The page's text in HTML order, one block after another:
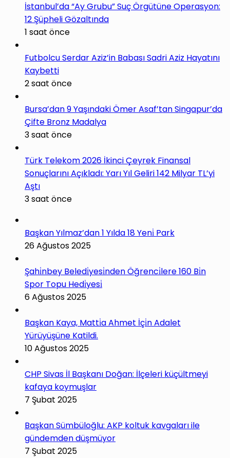
İstanbul’da “Ay Grubu” Suç Örgütüne Operasyon:
12 Şüpheli Gözaltında
1 saat önce
Futbolcu Serdar Aziz’in Babası Sadri Aziz Hayatını
Kaybetti
2 saat önce
Bursa’dan 9 Yaşındaki Ömer Asaf’tan Singapur’da
Çifte Bronz Madalya
3 saat önce
Türk Telekom 2026 İkinci Çeyrek Finansal
Sonuçlarını Açıkladı: Yarı Yıl Geliri 142 Milyar TL’yi
Aştı
3 saat önce
Başkan Yılmaz’dan 1 Yılda 18 Yeni̇ Park
26 Ağustos 2025
Şahi̇nbey Beledi̇yesi̇nden Öğrenci̇lere 160 Bi̇n
Spor Topu Hedi̇yesi̇
6 Ağustos 2025
Başkan Kaya, Matti̇a Ahmet İçi̇n Adalet
Yürüyüşüne Katildi.
10 Ağustos 2025
CHP Sivas İl Başkanı Doğan: İlçeleri küçültmeyi
kafaya koymuşlar
7 Şubat 2025
Başkan Sümbüloğlu: AKP koltuk kavgaları ile
gündemden düşmüyor
7 Şubat 2025